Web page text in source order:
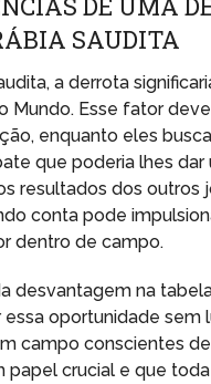
SAUDITA
a derrota
Mundo. Esse fator
enquanto eles
que poderia lhes dar
resultados dos outros
conta pode
dentro de campo.
desvantagem na
oportunidade sem
campo conscientes
papel crucial e que